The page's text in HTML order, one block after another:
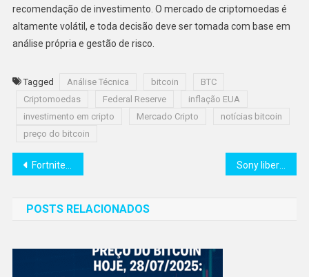
recomendação de investimento. O mercado de criptomoedas é
altamente volátil, e toda decisão deve ser tomada com base em
análise própria e gestão de risco.
Tagged Análise Técnica bitcoin
BTC
Criptomoedas
Federal Reserve
inflação EUA
investimento em cripto
Mercado Cripto
notícias bitcoin
preço do bitcoin
Navegação
Post
Fortnite volta à Play Store e surpreende com melhor otimização no Android
POSTS RELACIONADOS